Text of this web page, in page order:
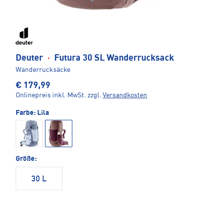
Deuter · Futura 30 SL Wanderrucksack
Wanderrucksäcke
€ 179,99
Onlinepreis inkl. MwSt. zzgl. Versandkosten
Farbe: Lila
Größe:
30 L